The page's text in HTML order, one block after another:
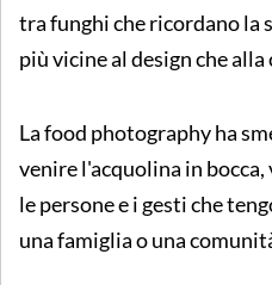
tra funghi che ricordano la
più vicine al design che alla
La food photography ha
venire l'acquolina in
le persone e i gesti che
una famiglia o una